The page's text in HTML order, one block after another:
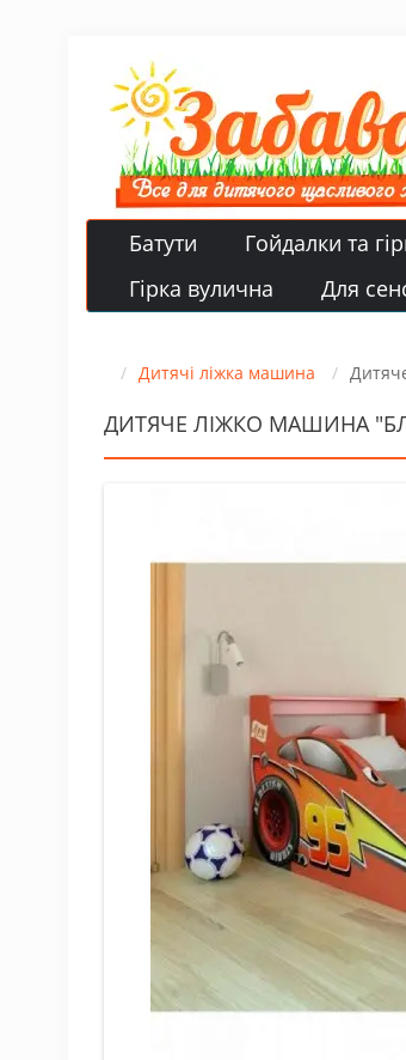
Батути Гойдалки та
Гірка вулична
Для
Дитячі ліжка машина
ДИТЯЧЕ ЛІЖКО МАШИНА